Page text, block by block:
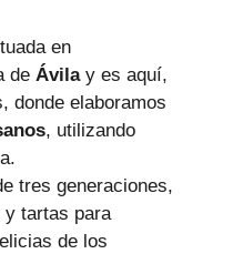
en
de Ávilay es aquí,
donde elaboramos
, utilizando
tres generaciones,
y tartas para
de los